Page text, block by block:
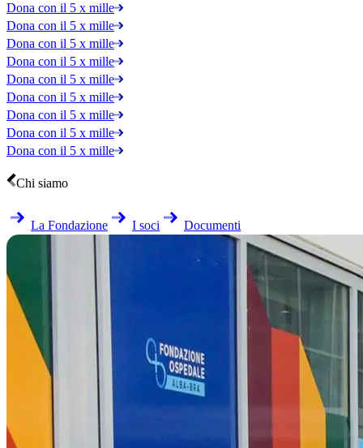
Dona con il 5 x mille
Dona con il 5 x mille
Dona con il 5 x mille
Dona con il 5 x mille
Dona con il 5 x mille
Dona con il 5 x mille
Dona con il 5 x mille
Dona con il 5 x mille
Dona con il 5 x mille
Chi siamo
La Fondazione I soci Documenti